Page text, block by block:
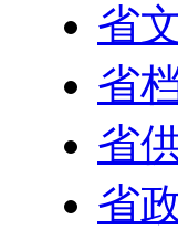
省
省
省
省